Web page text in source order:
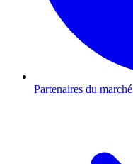
Partenaires du marché